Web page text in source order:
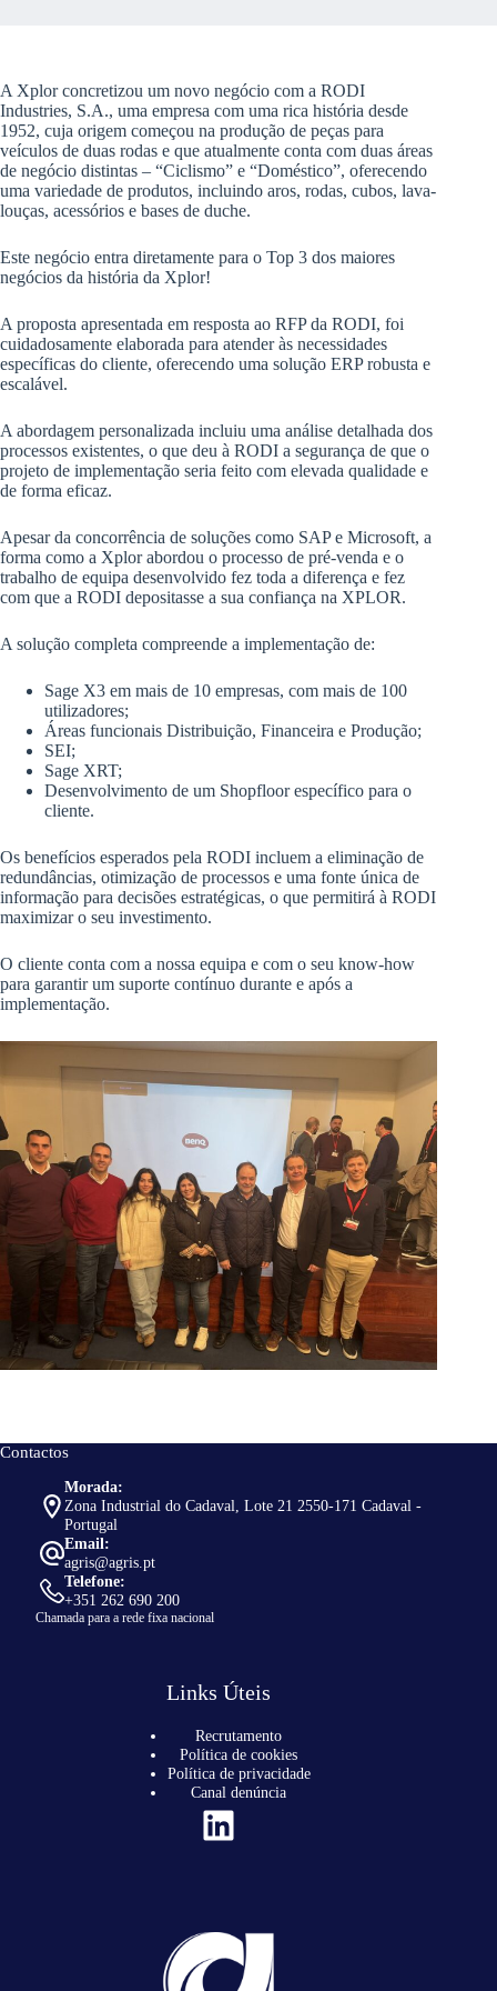
A Xplor concretizou um novo negócio com a RODI
Industries, S.A., uma empresa com uma rica história desde
1952, cuja origem começou na produção de peças para
veículos de duas rodas e que atualmente conta com duas áreas
de negócio distintas – “Ciclismo” e “Doméstico”, oferecendo
uma variedade de produtos, incluindo aros, rodas, cubos, lava-
louças, acessórios e bases de duche.
Este negócio entra diretamente para o Top 3 dos maiores
negócios da história da Xplor!
A proposta apresentada em resposta ao RFP da RODI, foi
cuidadosamente elaborada para atender às necessidades
específicas do cliente, oferecendo uma solução ERP robusta e
escalável.
A abordagem personalizada incluiu uma análise detalhada dos
processos existentes, o que deu à RODI a segurança de que o
projeto de implementação seria feito com elevada qualidade e
de forma eficaz.
Apesar da concorrência de soluções como SAP e Microsoft, a
forma como a Xplor abordou o processo de pré-venda e o
trabalho de equipa desenvolvido fez toda a diferença e fez
com que a RODI depositasse a sua confiança na XPLOR.
A solução completa compreende a implementação de:
Sage X3 em mais de 10 empresas, com mais de 100
utilizadores;
Áreas funcionais Distribuição, Financeira e Produção;
SEI;
Sage XRT;
Desenvolvimento de um Shopfloor específico para o
cliente.
Os benefícios esperados pela RODI incluem a eliminação de
redundâncias, otimização de processos e uma fonte única de
informação para decisões estratégicas, o que permitirá à RODI
maximizar o seu investimento.
O cliente conta com a nossa equipa e com o seu know-how
para garantir um suporte contínuo durante e após a
implementação.
Contactos
Morada:
Zona Industrial do Cadaval, Lote 21 2550-171 Cadaval -
Portugal
Email:
agris@agris.pt
Telefone:
+351 262 690 200
Chamada para a rede fixa nacional
Links Úteis
Recrutamento
Política de cookies
Política de privacidade
Canal denúncia
LinkedIn